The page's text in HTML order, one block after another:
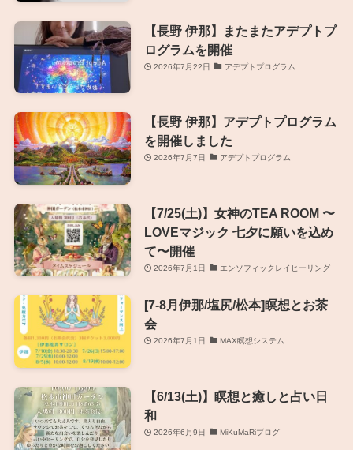
【長野 伊那】またまたアデプトプ
ログラムを開催
2026年7月22日 アデプトプログラム
【長野 伊那】アデプトプログラム
を開催しました
2026年7月7日 アデプトプログラム
【7/25(土)】女神のTEA ROOM 〜
LOVEマジック 七夕に願いを込め
て〜開催
2026年7月1日 エンソフィックレイヒーリング
[7-8月伊那/塩尻/松本]瞑想とお茶
会
2026年7月1日 MAX瞑想システム
【6/13(土)】瞑想と癒しと占い日
和
2026年6月9日 MiKuMaRiブログ